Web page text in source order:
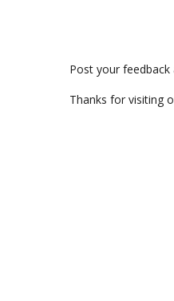
Post your
Thanks for visiting